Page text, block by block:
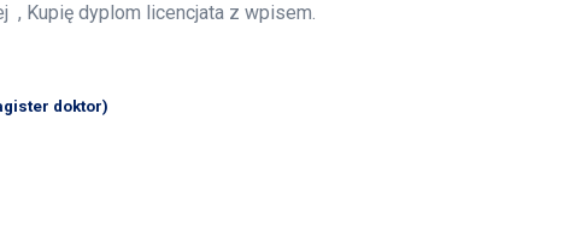
, Kupię dyplom licencjata z wpisem.
doktor)